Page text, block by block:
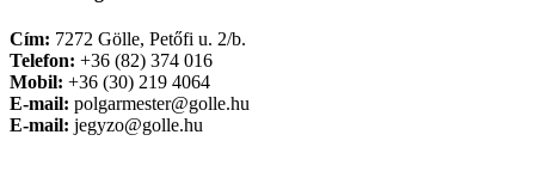
Cím: 7272 Gölle, Petőfi u. 2/b.
Telefon: +36 (82) 374 016
Mobil: +36 (30) 219 4064
E-mail: polgarmester@golle.hu
E-mail: jegyzo@golle.hu